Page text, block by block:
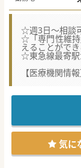
☆週3日～相談
☆「専門性維持
えることができ
☆東急線最寄駅
【医療機関情報
■医療とヘル
■ここ2年で本
専門のクリニ
■喘息吸入薬
ており、豊富
ます。
【職場環境と雰
■週3日から常
気に